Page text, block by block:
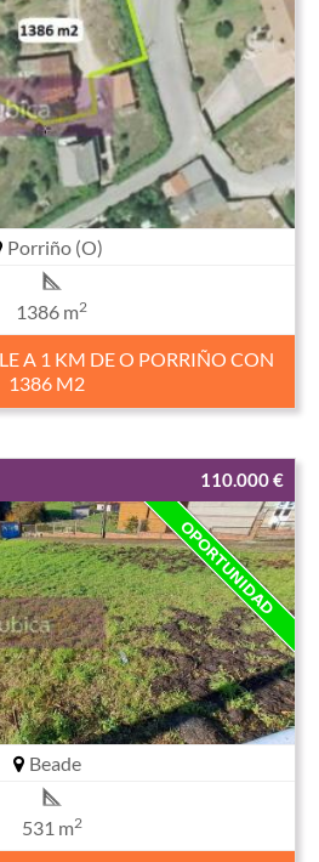
Porriño (O)
1386 m2
A 1 KM DE O PORRIÑO CON
1386 M2
110.000 €
Beade
531 m2